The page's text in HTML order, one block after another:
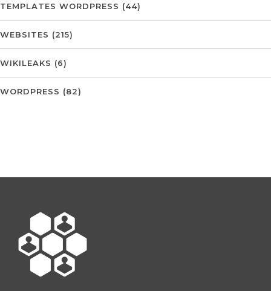
TEMPLATES WORDPRESS (44)
WEBSITES (215)
WIKILEAKS (6)
WORDPRESS (82)